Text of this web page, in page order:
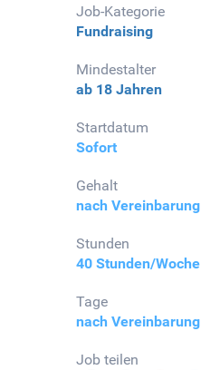
Job-Kategorie
Fundraising
Mindestalter
ab 18 Jahren
Startdatum
Sofort
Gehalt
nach Vereinbarung
Stunden
40 Stunden/Woche
Tage
nach Vereinbarung
Job teilen